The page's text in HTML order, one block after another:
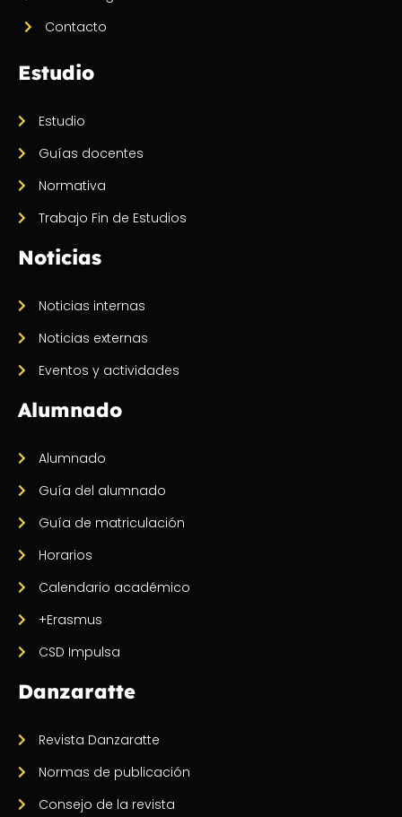
Contacto
Estudio
Estudio
Guías docentes
Normativa
Trabajo Fin de Estudios
Noticias
Noticias internas
Noticias externas
Eventos y actividades
Alumnado
Alumnado
Guía del alumnado
Guía de matriculación
Horarios
Calendario académico
+Erasmus
CSD Impulsa
Danzaratte
Revista Danzaratte
Normas de publicación
Consejo de la revista